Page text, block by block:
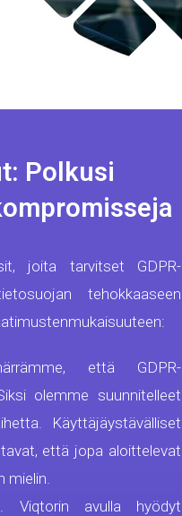
Polkusi
joita tarvitset GDPR-
tehokkaaseen
että GDPR-
olemme suunnitelleet
Käyttäjäystävälliset
että jopa aloittelevat
avulla hyödyt